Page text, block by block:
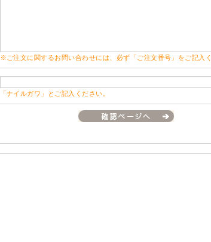
※ご注文に関するお問い合わせには、必ず「ご注文番号」をご記入
「ナイルガワ」とご記入ください。